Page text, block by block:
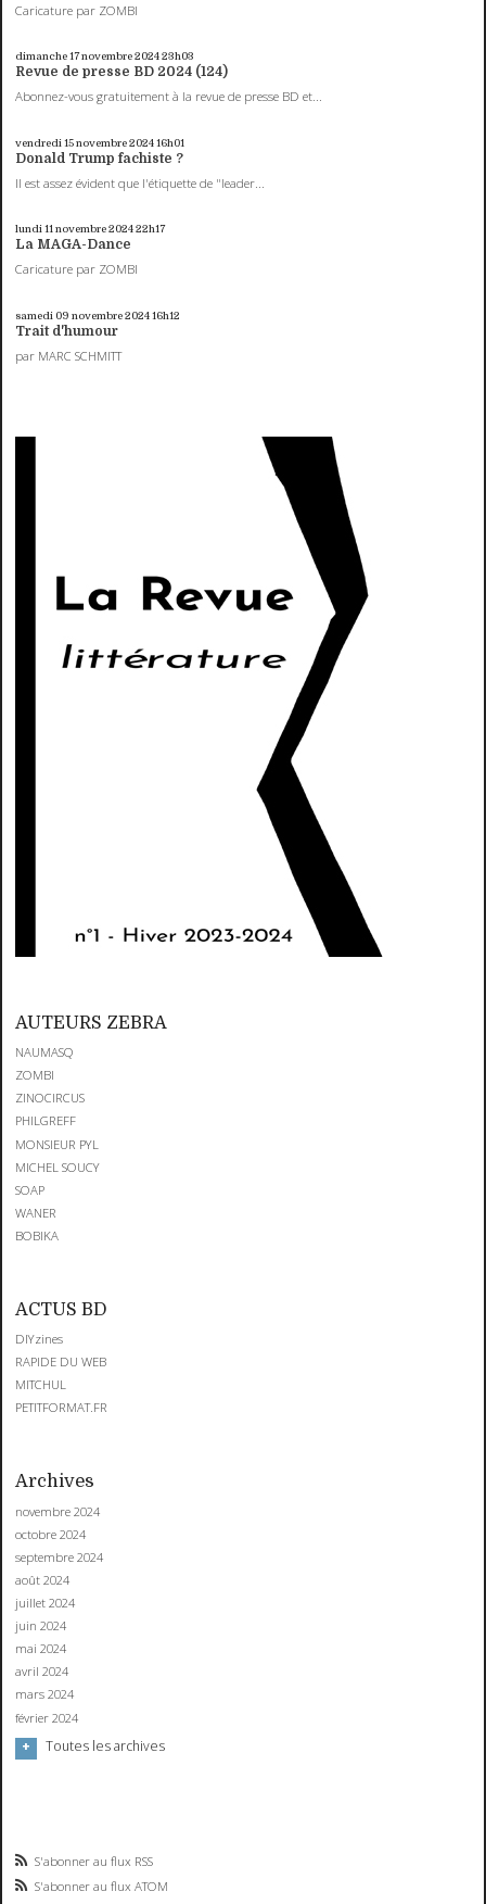
Caricature par ZOMBI
dimanche 17novembre 202423h03
Revue de presse BD 2024 (124)
Abonnez-vous gratuitement à la revue de presse BD et...
vendredi 15novembre 202416h01
Donald Trump fachiste ?
Il est assez évident que l'étiquette de "leader...
lundi 11novembre 202422h17
La MAGA-Dance
Caricature par ZOMBI
samedi 09 novembre 202416h12
Trait d'humour
par MARC SCHMITT
AUTEURS ZEBRA
NAUMASQ
ZOMBI
ZINOCIRCUS
PHILGREFF
MONSIEUR PYL
MICHEL SOUCY
SOAP
WANER
BOBIKA
ACTUS BD
DIYzines
RAPIDE DU WEB
MITCHUL
PETITFORMAT.FR
Archives
novembre 2024
octobre 2024
septembre 2024
août 2024
juillet 2024
juin 2024
mai 2024
avril 2024
mars 2024
février 2024
Toutes les archives
S'abonner au flux RSS
S'abonner au flux ATOM